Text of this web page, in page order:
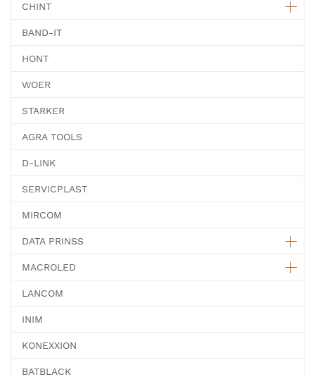
CHINT
BAND-IT
HONT
WOER
STARKER
AGRA TOOLS
D-LINK
SERVICPLAST
MIRCOM
DATA PRINSS
MACROLED
LANCOM
INIM
KONEXXION
BATBLACK